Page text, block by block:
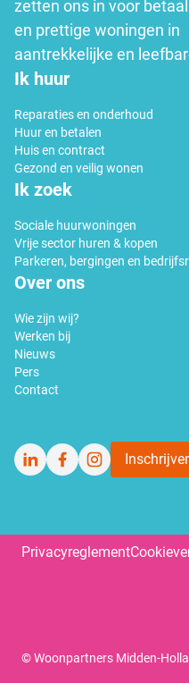
zetten ons in voor
en prettige woningen in
aantrekkelijke en
Ik huur
Reparaties en onderhoud
Huur en betalen
Huis en contract
Gezond en veilig wonen
Ik zoek
Sociale huurwoningen
Vrije sector huren & kopen
Parkeren, bergingen en
Over ons
Wie zijn wij?
Werken bij
Nieuws
Pers
Contact
LinkedInFacebookInstagram
Privacyreglement
©Woonpartners Midden-